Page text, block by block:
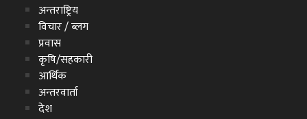
अन्तराष्ट्रिय
विचार / ब्लग
प्रवास
कृषि/सहकारी
आर्थिक
अन्तरवार्ता
देश